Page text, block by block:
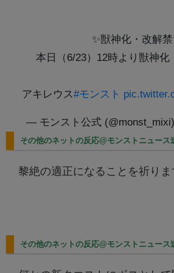
✨獣神化・改解禁
本日（6/23）12時より獣神化
アキレウス#モンスト
— モンスト公式 (@monst_mixi)
その他のネットの反応@モンストニュース
黎絶の適正になることを祈りま
その他のネットの反応@モンストニュース